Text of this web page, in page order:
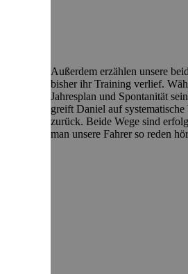
Außerdem erzählen unsere
bisher ihr Training verlief.
Jahresplan und Spontanität
greift Daniel auf
zurück. Beide Wege sind
man unsere Fahrer so reden